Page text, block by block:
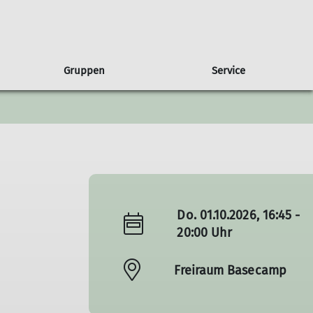
Presse Sponsoren
Partnerschaft Natur & Klima
Ausbildungsberichte
Gruppen
Albatros Wandern Wettkampfklettern
Service
Freiwilligendienst
Do. 01.10.2026, 16:45 -
20:00 Uhr
Freiraum Basecamp